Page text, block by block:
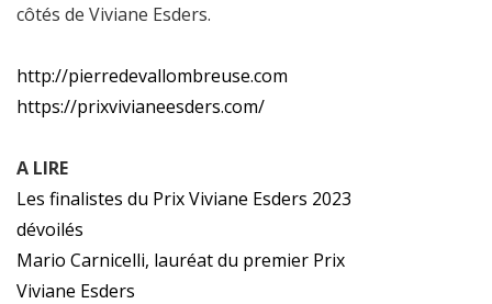
côtés de Viviane Esders.
http://pierredevallombreuse.com
https://prixvivianeesders.com/
A LIRE
Les finalistes du Prix Viviane Esders 2023
dévoilés
Mario Carnicelli, lauréat du premier Prix
Viviane Esders